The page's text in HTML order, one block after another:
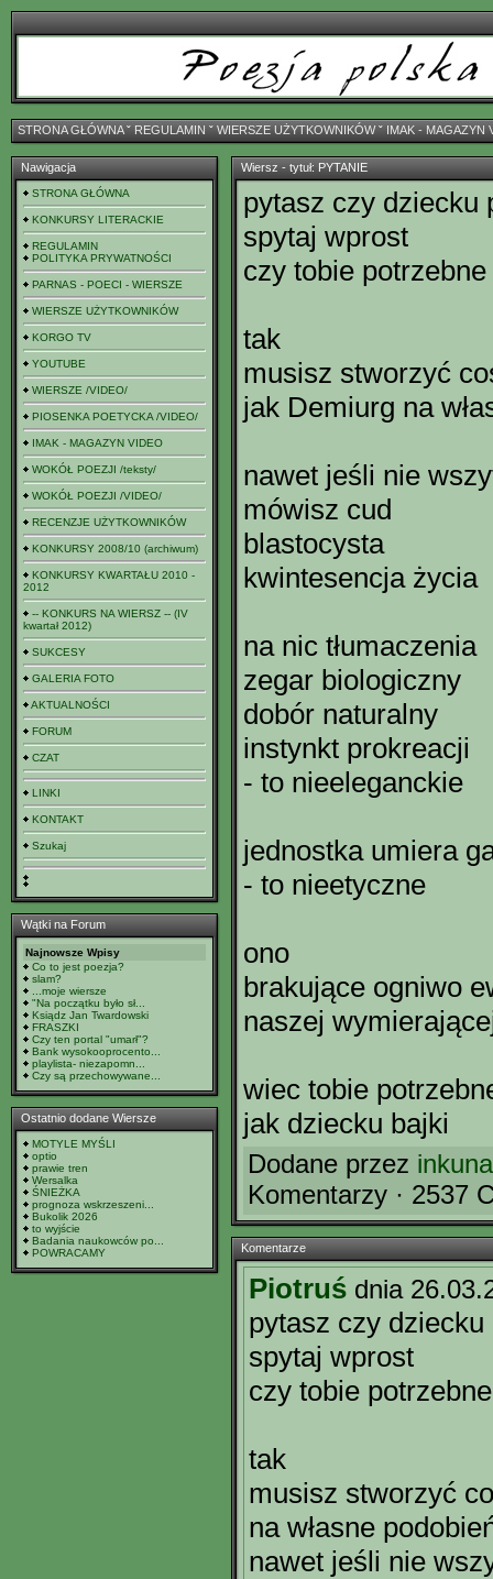
STRONA GŁÓWNAˇ REGULAMIN ˇ WIERSZE UŻYTKOWNIKÓWˇ IMAK - MAGAZYN
Nawigacja
STRONA GŁÓWNA
KONKURSY LITERACKIE
REGULAMIN
POLITYKA PRYWATNOŚCI
PARNAS - POECI - WIERSZE
WIERSZE UŻYTKOWNIKÓW
KORGO TV
YOUTUBE
WIERSZE /VIDEO/
PIOSENKA POETYCKA /VIDEO/
IMAK - MAGAZYN VIDEO
WOKÓŁ POEZJI /teksty/
WOKÓŁ POEZJI /VIDEO/
RECENZJE UŻYTKOWNIKÓW
KONKURSY 2008/10 (archiwum)
KONKURSY KWARTAŁU 2010 -
2012
-- KONKURS NA WIERSZ -- (IV
kwartał 2012)
SUKCESY
GALERIA FOTO
AKTUALNOŚCI
FORUM
CZAT
LINKI
KONTAKT
Szukaj
Wątki na Forum
Najnowsze Wpisy
Co to jest poezja?
slam?
...moje wiersze
"Na początku było sł...
Ksiądz Jan Twardowski
FRASZKI
Czy ten portal "umarł"?
Bank wysokooprocento...
playlista- niezapomn...
Czy są przechowywane...
Ostatnio dodane Wiersze
MOTYLE MYŚLI
optio
prawie tren
Wersalka
ŚNIEŻKA
prognoza wskrzeszeni...
Bukolik 2026
to wyjście
Badania naukowców po...
POWRACAMY
Wiersz - tytuł: PYTANIE
pytasz czy dziecku
spytaj wprost
czy tobie
tak
musisz stworzyć
jak Demiurg na
nawet jeśli nie
mówisz cud
blastocysta
kwintesencja życia
na nic tłumaczenia
zegar biologiczny
dobór naturalny
instynkt prokreacji
- to nieeleganckie
jednostka umiera
- to nieetyczne
ono
brakujące ogniwo
naszej
wiec tobie
jak dziecku bajki
Dodane przez
Komentarzy · 2537
Komentarze
Piotruś dnia
pytasz czy
spytaj wprost
czy tobie
tak
musisz stworzyć
na własne
nawet jeśli nie